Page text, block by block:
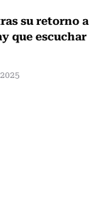
su retorno a
que escuchar